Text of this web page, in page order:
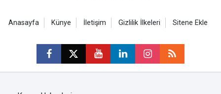
Anasayfa Künye İletişim Gizlilik İlkeleri Sitene Ekle